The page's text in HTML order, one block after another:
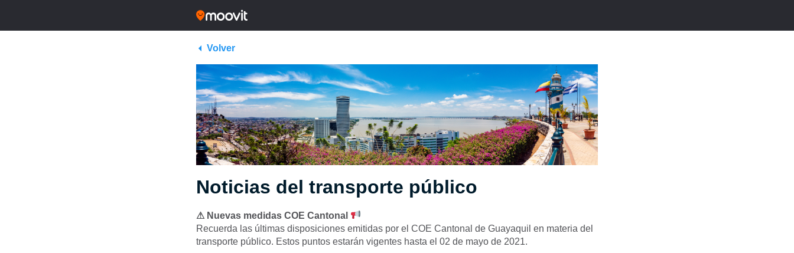
Volver
Noticias del transporte público
⚠ Nuevas medidas COE Cantonal
Recuerda las últimas disposiciones emitidas por el COE Cantonal de Guayaquil en materia del
transporte público. Estos puntos estarán vigentes hasta el 02 de mayo de 2021.